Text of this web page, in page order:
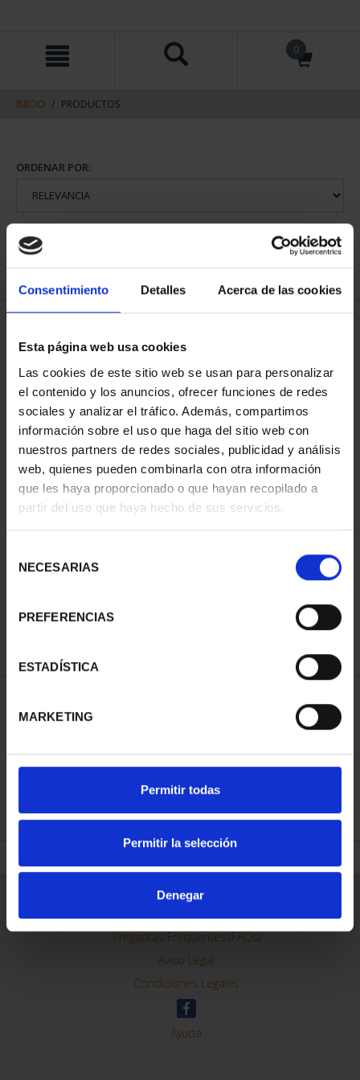
Consentimiento Detalles Acerca de las cookies
Esta página web usa cookies
Las cookies de este sitio web se usan para personalizar
el contenido y los anuncios, ofrecer funciones de redes
sociales y analizar el tráfico. Además, compartimos
información sobre el uso que haga del sitio web con
nuestros partners de redes sociales, publicidad y análisis
web, quienes pueden combinarla con otra información
que les haya proporcionado o que hayan recopilado a
partir del uso que haya hecho de sus servicios.
NECESARIAS
PREFERENCIAS
ESTADÍSTICA
MARKETING
Permitir todas
Permitir la selección
Denegar
contenido
navegacin
0
INICIO PRODUCTOS
ORDENAR POR:
REFINAR
CIUDADES PATRIMONIO
II - CUENCA
ORDENAR POR:
REFINAR